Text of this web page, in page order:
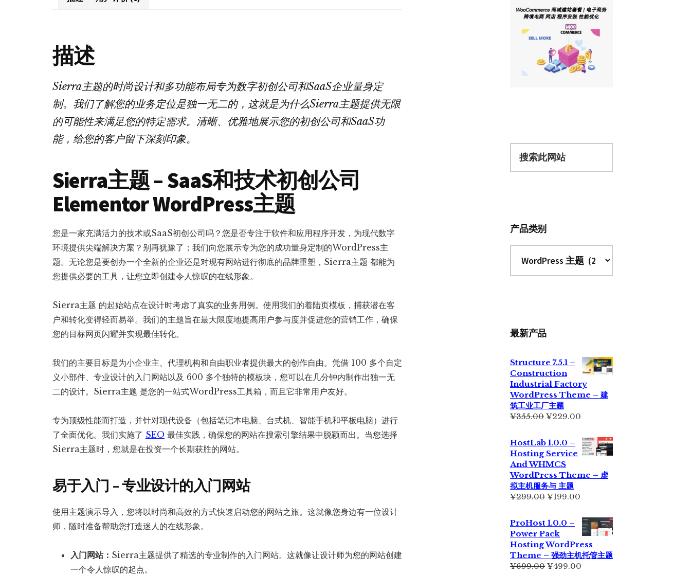
WordPress
主
题
描述
Sierra主题的时尚设计和多功能布局专为数字初创公司和SaaS企业量身定
制。我们了解您的业务定位是独一无二的，这就是为什么Sierra主题提供无限
的可能性来满足您的特定需求。清晰、优雅地展示您的初创公司和SaaS功
能，给您的客户留下深刻印象。
Sierra主题 – SaaS和技术初创公司
Elementor WordPress主题
您是一家充满活力的技术或SaaS初创公司吗？您是否专注于软件和应用程序开发，为现代数字
环境提供尖端解决方案？别再犹豫了；我们向您展示专为您的成功量身定制的WordPress主
题。无论您是要创办一个全新的企业还是对现有网站进行彻底的品牌重塑，Sierra主题 都能为
您提供必要的工具，让您立即创建令人惊叹的在线形象。
Sierra主题 的起始站点在设计时考虑了真实的业务用例。使用我们的着陆页模板，捕获潜在客
户和转化变得轻而易举。我们的主题旨在最大限度地提高用户参与度并促进您的营销工作，确保
您的目标网页闪耀并实现最佳转化。
我们的主要目标是为小企业主、代理机构和自由职业者提供最大的创作自由。凭借 100 多个自定
义小部件、专业设计的入门网站以及 600 多个独特的模板块，您可以在几分钟内制作出独一无
二的设计。Sierra主题 是您的一站式WordPress工具箱，而且它非常用户友好。
专为顶级性能而打造，并针对现代设备（包括笔记本电脑、台式机、智能手机和平板电脑）进行
了全面优化。我们实施了 SEO 最佳实践，确保您的网站在搜索引擎结果中脱颖而出。当您选择
Sierra主题时，您就是在投资一个长期获胜的网站。
易于入门 – 专业设计的入门网站
使用主题演示导入，您将以时尚和高效的方式快速启动您的网站之旅。这就像您身边有一位设计
师，随时准备帮助您打造迷人的在线形象。
入门网站： Sierra主题提供了精选的专业制作的入门网站。这就像让设计师为您的网站创建
一个令人惊叹的起点。
产品类别
最新产品
Structure 7.5.1 –
Construction
Industrial Factory
WordPress Theme – 建
筑工业工厂主题
¥355.00 原
为：
¥355.00。
¥229.00
价
格
¥229.00。
HostLab 1.0.0 –
Hosting Service
And WHMCS
WordPress Theme – 虚
拟主机服务与 主题
¥299.00 原
为：
¥299.00。
¥199.00
价
格
为：
¥199.00。
ProHost 1.0.0 –
Power Pack
Hosting WordPress
Theme – 强劲主机托管主题
¥699.00 原
¥499.00